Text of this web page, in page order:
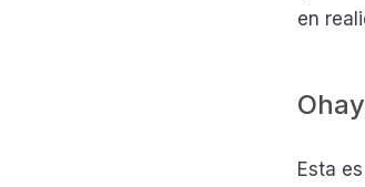
en
Esta